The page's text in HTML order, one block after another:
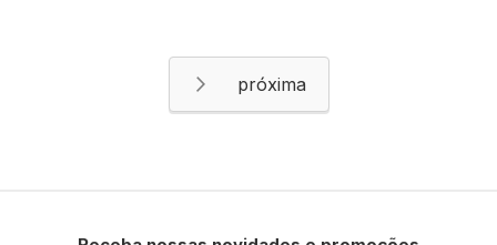
Página
Próximo